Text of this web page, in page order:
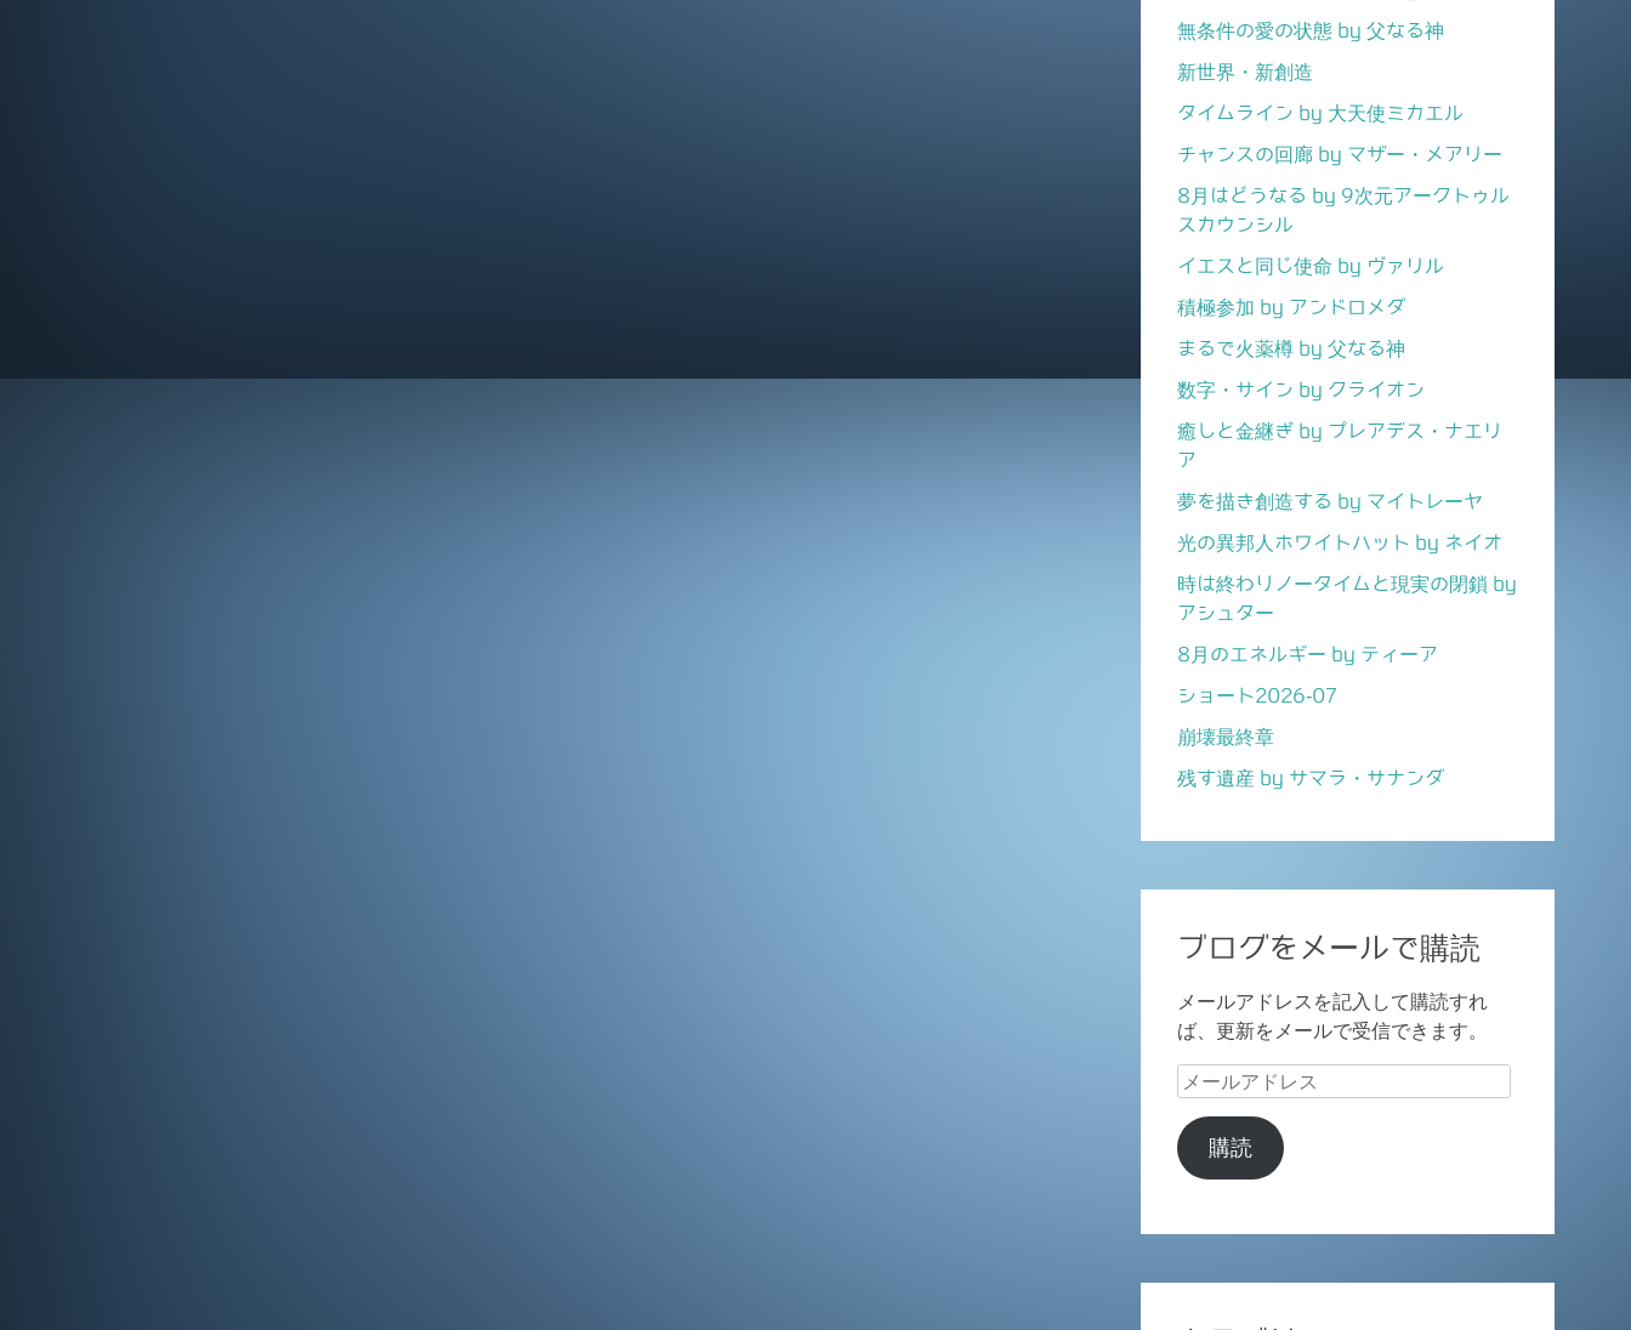
無条件の愛の状態 by 父なる神
新世界・新創造
タイムライン by 大天使ミカエル
チャンスの回廊 by マザー・メアリー
8月はどうなる by 9次元アークトゥル
スカウンシル
イエスと同じ使命 by ヴァリル
積極参加 by アンドロメダ
まるで火薬樽 by 父なる神
数字・サイン by クライオン
癒しと金継ぎ by プレアデス・ナエリ
ア
夢を描き創造する by マイトレーヤ
光の異邦人ホワイトハット by ネイオ
時は終わりノータイムと現実の閉鎖 by
アシュター
8月のエネルギー by ティーア
ショート2026-07
崩壊最終章
残す遺産 by サマラ・サナンダ
ブログをメールで購読
メールアドレスを記入して購読すれ
ば、更新をメールで受信できます。
メ
ル
ア
購読